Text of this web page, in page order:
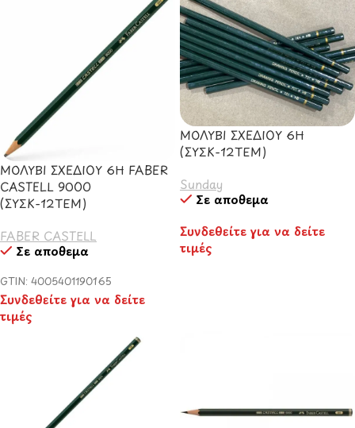
ΜΟΛΥΒΙ ΣΧΕΔΙΟΥ 6Η FABER
CASTELL 9000
(ΣΥΣΚ-12ΤΕΜ)
FABER CASTELL
Σε απόθεμα
GTIN: 4005401190165
Συνδεθείτε για να δείτε
τιμές
ΜΟΛΥΒΙ ΣΧΕΔΙΟΥ 6Η
(ΣΥΣΚ-12ΤΕΜ)
Sunday
Σε απόθεμα
Συνδεθείτε για να δείτε
τιμές